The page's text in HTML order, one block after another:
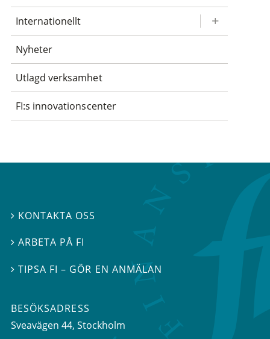
Internationellt
Nyheter
Utlagd verksamhet
FI:s innovationscenter
 KONTAKTA OSS
ARBETA PÅ FI
TIPSA FI – GÖR EN ANMÄLAN
BESÖKSADRESS
Sveavägen 44, Stockholm